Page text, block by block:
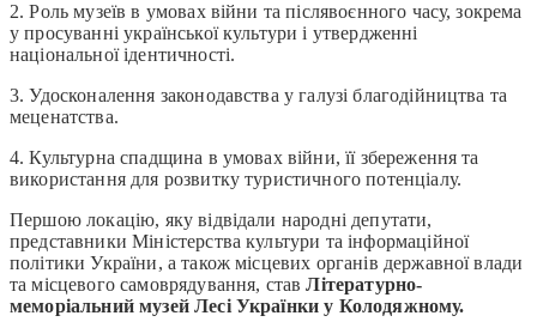
2. Роль музеїв в умовах війни та післявоєнного часу, зокрема
у просуванні української культури і утвердженні
національної ідентичності.
3. Удосконалення законодавства у галузі благодійництва та
меценатства.
4. Культурна спадщина в умовах війни, її збереження та
використання для розвитку туристичного потенціалу.
Першою локацію, яку відвідали народні депутати,
представники Міністерства культури та інформаційної
політики України, а також місцевих органів державної влади
та місцевого самоврядування, ставЛітературно-
меморіальний музей Лесі Українки у Колодяжному.